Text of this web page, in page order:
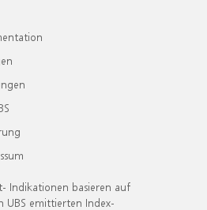
Indikationen basieren auf
UBS emittierten Index-